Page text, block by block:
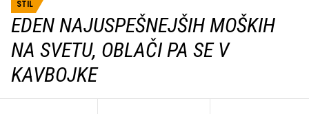
STIL
EDEN NAJUSPEŠNEJŠIH MOŠKIH
NA SVETU, OBLAČI PA SE V
KAVBOJKE